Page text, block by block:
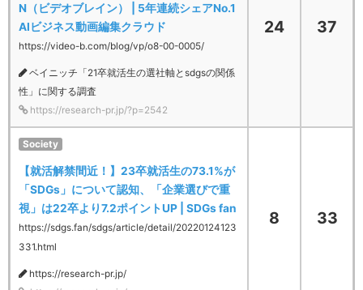
N（ビデオブレイン） | 5年連続シェアNo.1
AIビジネス動画編集クラウド
https://video-b.com/blog/vp/o8-00-0005/
ベイニッチ「21卒就活生の選社軸とsdgsの関係
性」に関する調査
https://research-pr.jp/?p=2542
24 37
Society
【就活解禁間近！】23卒就活生の73.1%が
「SDGs」について認知、「企業選びで重
視」は22卒より7.2ポイントUP | SDGs fan
https://sdgs.fan/sdgs/article/detail/20220124123
331.html
https://research-pr.jp/
8 33